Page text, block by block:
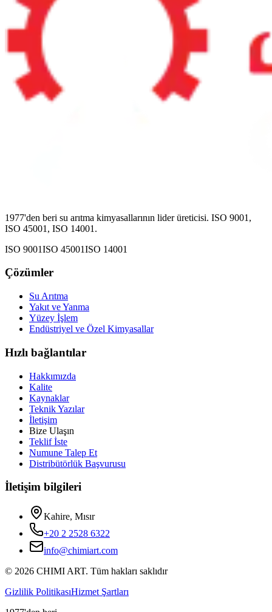
1977'den beri su arıtma kimyasallarının lider üreticisi. ISO 9001,
ISO 45001, ISO 14001.
ISO 9001ISO 45001ISO 14001
Çözümler
Su Arıtma
Yakıt ve Yanma
Yüzey İşlem
Endüstriyel ve Özel Kimyasallar
Hızlı bağlantılar
Hakkımızda
Kalite
Kaynaklar
Teknik Yazılar
İletişim
Bize Ulaşın
Teklif İste
Numune Talep Et
Distribütörlük Başvurusu
İletişim bilgileri
Kahire, Mısır
+20 2 2528 6322
info@chimiart.com
© 2026 CHIMI ART. Tüm hakları saklıdır
Gizlilik PolitikasıHizmet Şartları